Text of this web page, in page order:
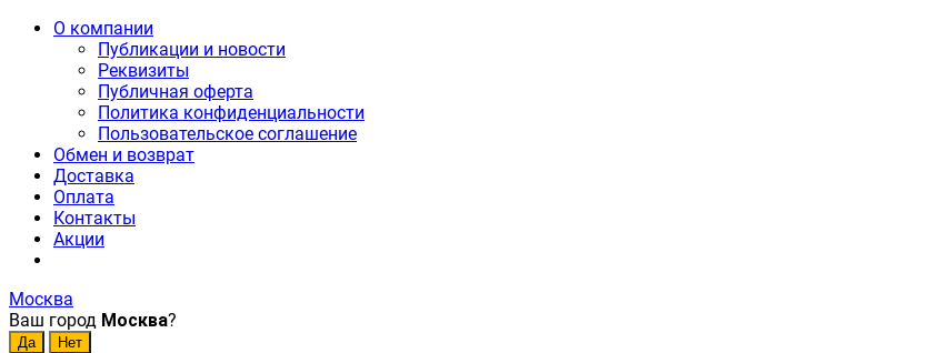
О компании
Публикации и новости
Реквизиты
Публичная оферта
Политика конфиденциальности
Пользовательское соглашение
Обмен и возврат
Доставка
Оплата
Контакты
Акции
Москва
Ваш город Москва?